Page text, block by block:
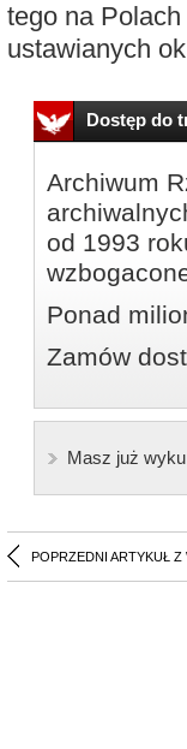
tego na
ustawianych
Dostęp do
Archiwum
od 1993
Ponad
Zamów
Masz już
POPRZEDNI ARTYKUŁ Z